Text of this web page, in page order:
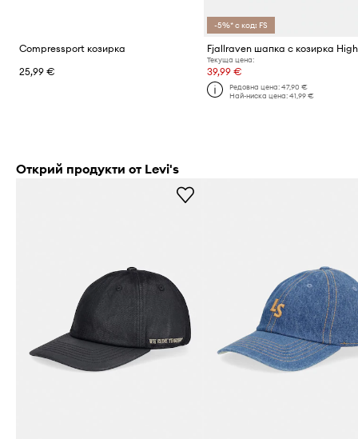
Compressport козирка
25,99 €
-5%* с код: FS
Текуща цена:
39,99 €
Редовна цена: 47,90 €
Най-ниска цена: 41,99 €
Открий продукти от Levi's